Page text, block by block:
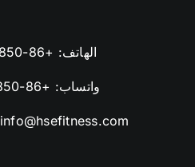
الهاتف: +86-15552922850
واتساب: +86-15552922850
info@hsefitness.com